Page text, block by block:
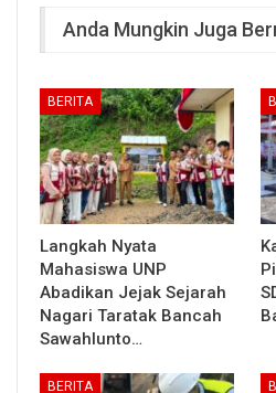
Anda Mungkin Juga
BERITA
Langkah Nyata
Mahasiswa UNP
Abadikan Jejak Sejarah
Nagari Taratak Bancah
Sawahlunto…
BERITA